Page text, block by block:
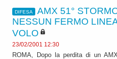
DIFESA
AMX 51°
NESSUN FERMO
VOLO
23/02/2001 12:30
ROMA, Dopo la perdita di un